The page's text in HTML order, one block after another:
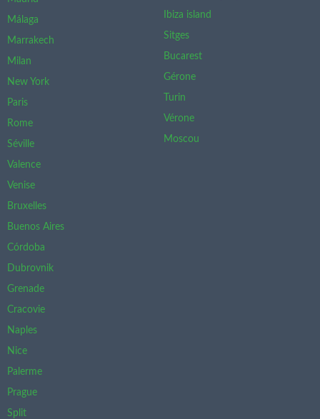
Málaga
Marrakech
Milan
New York
Paris
Rome
Séville
Valence
Venise
Bruxelles
Buenos Aires
Córdoba
Dubrovnik
Grenade
Cracovie
Naples
Nice
Palerme
Prague
Split
Ibiza island
Sitges
Bucarest
Gérone
Turin
Vérone
Moscou